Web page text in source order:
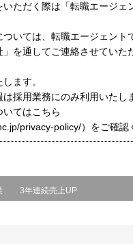
ただく際は「転職エージェ
いては、転職エージェント
を通してご連絡させていた
ます。
採用業務にのみ利用いたし
てはこちら
privacy-policy/）をご確認
3年連続売上UP